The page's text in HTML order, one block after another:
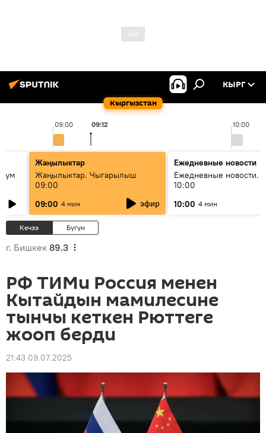
Кыргызстан
КЫРГ
09:00 10:00
09:12
Жаңылыктар
Жаңылыктар. Чыгарылыш
09:00
09:00 4 мин эфир
Ежедневные новости
Ежедневные новости.
10:00
10:00 4 мин
Кечээ Бүгүн
г. Бишкек 89.3
РФ ТИМи Россия менен
Кытайдын мамилесине
тынчы кеткен Рюттеге
жооп берди
21:43 09.07.2025